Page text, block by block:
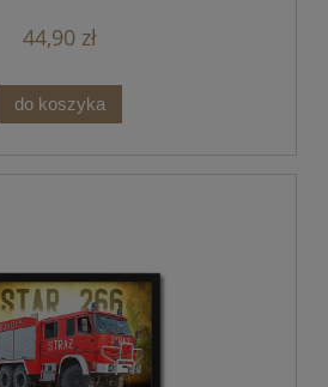
44,90 zł
do koszyka